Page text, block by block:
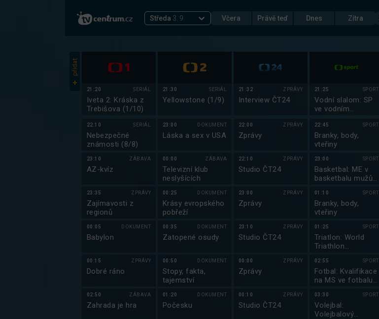
Středa 3. 9. Včera Právě teď Dnes Zítra
přidat
21:20 SERIÁL
Iveta 2: Kráska z
Trebišova (1/10)
22:10 SERIÁL
Nebezpečné
známosti (8/8)
23:10 ZÁBAVA
AZ-kvíz
23:35 ZPRÁVY
Zajímavosti z
regionů
00:05 DOKUMENT
Babylon
00:15 ZPRÁVY
Dobré ráno
02:50 ZÁBAVA
Zahrada je hra
21:30 SERIÁL
Yellowstone (1/9)
23:00 DOKUMENT
Láska a sex v USA
00:00 ZÁBAVA
Televizní klub
neslyšících
00:25 DOKUMENT
Krásy evropského
pobřeží
00:35 DOKUMENT
Zatopené osudy
00:50 DOKUMENT
Stopy, fakta,
tajemství
01:20 DOKUMENT
Počesku
21:32 ZPRÁVY
Interview ČT24
22:00 ZPRÁVY
Zprávy
22:10 ZPRÁVY
Studio ČT24
23:00 ZPRÁVY
Zprávy
23:10 ZPRÁVY
Studio ČT24
00:00 ZPRÁVY
Zprávy
00:10 ZPRÁVY
Studio ČT24
21:25 SPORT
Vodní slalom: SP
ve vodním
22:45 SPORT
Branky, body,
vteřiny
23:00 SPORT
Basketbal: ME v
basketbalu mužů
01:10 SPORT
Branky, body,
vteřiny
01:25 SPORT
Triatlon: World
Triathlon
Series 2025
02:55 SPORT
Fotbal: Kvalifikace
na MS ve fotbalu
03:30 SPORT
Volejbal:
Volejbalový